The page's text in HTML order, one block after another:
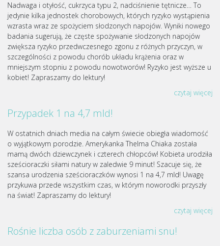
Nadwaga i otyłość, cukrzyca typu 2, nadciśnienie tętnicze… To
jedynie kilka jednostek chorobowych, których ryzyko wystąpienia
wzrasta wraz ze spożyciem słodzonych napojów. Wyniki nowego
badania sugerują, że częste spożywanie słodzonych napojów
zwiększa ryzyko przedwczesnego zgonu z różnych przyczyn, w
szczególności z powodu chorób układu krążenia oraz w
mniejszym stopniu z powodu nowotworów! Ryzyko jest wyższe u
kobiet! Zapraszamy do lektury!
czytaj więcej
Przypadek 1 na 4,7 mld!
W ostatnich dniach media na całym świecie obiegła wiadomość
o wyjątkowym porodzie. Amerykanka Thelma Chiaka została
mamą dwóch dziewczynek i czterech chłopców! Kobieta urodziła
sześcioraczki siłami natury w zaledwie 9 minut! Szacuje się, że
szansa urodzenia sześcioraczków wynosi 1 na 4,7 mld! Uwagę
przykuwa przede wszystkim czas, w którym noworodki przyszły
na świat! Zapraszamy do lektury!
czytaj więcej
Rośnie liczba osób z zaburzeniami snu!